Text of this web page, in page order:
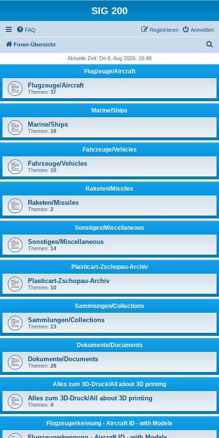
SIG 200
FAQ Anmelden
Registrieren
Foren-Übersicht
h
Aktuelle Zeit: Do 6. Aug 2026, 16:48
Flugzeuge/Aircraft
Flugzeuge/Aircraft
Themen: 37
Marine/Ships
Marine/Ships
Themen: 18
Fahrzeuge/Vehicles
Fahrzeuge/Vehicles
Themen: 10
Raketen/Missiles
Raketen/Missiles
Themen: 2
Sonstiges/Miscellaneous
Sonstiges/Miscellaneous
Themen: 14
Plasticart-Zschopau-Archiv
Plasticart-Zschopau-Archiv
Themen: 10
Sammlungen/Collections
Sammlungen/Collections
Themen: 13
Dokumente/Documents
Dokumente/Documents
Themen: 28
Alles zum 3D-Druck/All about 3D printing
Alles zum 3D-Druck/All about 3D printing
Themen: 4
Flugzeugerkennung - Aircraft ID - with Models